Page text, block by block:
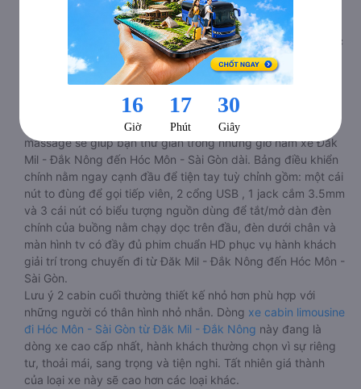
Hóc Môn - Sài Gòn 20 - 22 chỗ được chia làm 2 tầng, 2 dãy
và 6 hàng, mỗi hàng là 2 cabin riêng biệt. Trong mỗi xe
limousine Đăk Mil - Đắk Nông Hóc Môn - Sài Gòn cabin được
trang bị rất nhiều tiện ích phục vụ hành khách suốt hành
to hơn và dây an toàn seat belt. Giường rộng và dài hơn hai
loại trên, có thể lăn lộn thoải mái. Đặc biệt là hệ thống
massage sẽ giúp bạn thư giãn trong những giờ nằm xe Đăk
Mil - Đắk Nông đến Hóc Môn - Sài Gòn dài. Bảng điều khiển
chính nằm ngay cạnh đầu để tiện tay tuỳ chỉnh gồm: một cái
nút to đùng để gọi tiếp viên, 2 cổng USB , 1 jack cắm 3.5mm
và 3 cái nút có biểu tượng nguồn dùng để tắt/mở dàn đèn
chính của buồng nằm chạy dọc trên đầu, đèn dưới chân và
màn hình tv có đầy đủ phim chuẩn HD phục vụ hành khách
giải trí trong chuyến đi từ Đăk Mil - Đắk Nông đến Hóc Môn -
Sài Gòn.
Lưu ý 2 cabin cuối thường thiết kế nhỏ hơn phù hợp với
những người có thân hình nhỏ nhắn. Dòng xe cabin limousine
đi Hóc Môn - Sài Gòn từ Đăk Mil - Đắk Nông này đang là
dòng xe cao cấp nhất, hành khách thường chọn vì sự riêng
tư, thoải mái, sang trọng và tiện nghi. Tất nhiên giá thành
của loại xe này sẽ cao hơn các loại khác.